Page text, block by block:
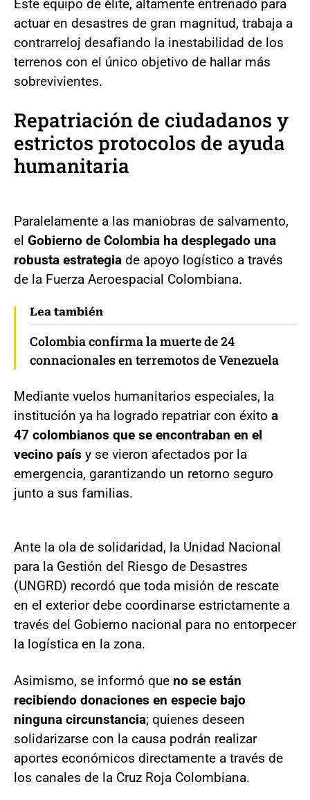
Este equipo de élite, altamente entrenado para
actuar en desastres de gran magnitud, trabaja a
contrarreloj desafiando la inestabilidad de los
terrenos con el único objetivo de hallar más
sobrevivientes.
Repatriación de ciudadanos y
estrictos protocolos de ayuda
humanitaria
Paralelamente a las maniobras de salvamento,
el Gobierno de Colombia ha desplegado una
robusta estrategia de apoyo logístico a través
de la Fuerza Aeroespacial Colombiana.
Lea también
Colombia confirma la muerte de 24
connacionales en terremotos de Venezuela
Mediante vuelos humanitarios especiales, la
institución ya ha logrado repatriar con éxito a
47 colombianos que se encontraban en el
vecino país y se vieron afectados por la
emergencia, garantizando un retorno seguro
junto a sus familias.
Ante la ola de solidaridad, la Unidad Nacional
para la Gestión del Riesgo de Desastres
(UNGRD) recordó que toda misión de rescate
en el exterior debe coordinarse estrictamente a
través del Gobierno nacional para no entorpecer
la logística en la zona.
Asimismo, se informó que no se están
recibiendo donaciones en especie bajo
ninguna circunstancia; quienes deseen
solidarizarse con la causa podrán realizar
aportes económicos directamente a través de
los canales de la Cruz Roja Colombiana.